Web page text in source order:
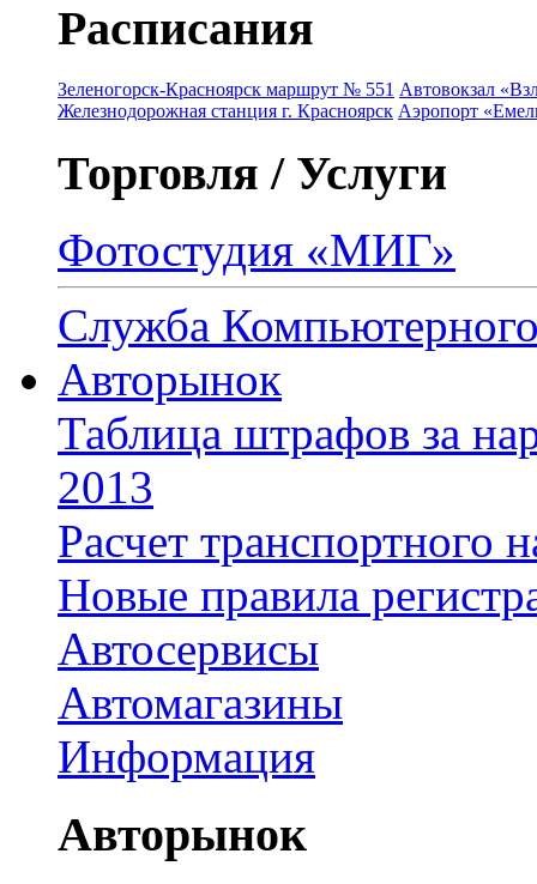
Расписания
Зеленогорск-Красноярск маршрут № 551 Автовокзал
Железнодорожная станция г. Красноярск Аэропорт
Торговля / Услуги
Фотостудия «МИГ»
Служба
Авторынок
Таблица штрафов за
2013
Расчет транспортного
Новые правила
Автосервисы
Автомагазины
Информация
Авторынок